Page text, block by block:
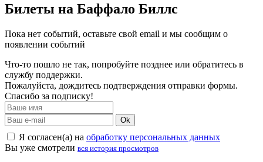
Билеты на Баффало Биллс
Пока нет событий, оставьте свой email и мы сообщим о
появлении событий
Что-то пошло не так, попробуйте позднее или обратитесь в
службу поддержки.
Пожалуйста, дождитесь подтверждения отправки формы.
Спасибо за подписку!
Ok
Я согласен(а) на обработку персональных данных
Вы уже смотрели вся история просмотров